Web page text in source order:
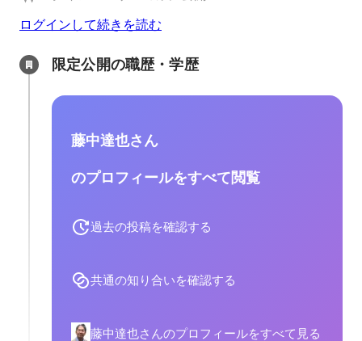
ログインして続きを読む
限定公開の職歴・学歴
藤中達也さん
のプロフィールをすべて閲覧
過去の投稿を確認する
共通の知り合いを確認する
藤中達也さんのプロフィールをすべて見る